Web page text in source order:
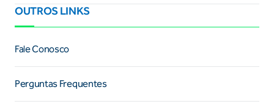
OUTROS LINKS
Fale Conosco
Perguntas Frequentes